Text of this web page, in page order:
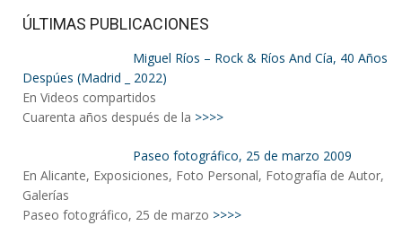
ÚLTIMAS PUBLICACIONES
Miguel Ríos – Rock & Ríos And Cía, 40 Años
Despúes (Madrid _ 2022)
En Videos compartidos
Cuarenta años después de la >>>>
Paseo fotográfico, 25 de marzo 2009
En Alicante, Exposiciones, Foto Personal, Fotografía de Autor,
Galerías
Paseo fotográfico, 25 de marzo >>>>